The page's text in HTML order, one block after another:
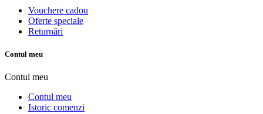
Vouchere cadou
Oferte speciale
Returnări
Contul meu
Contul meu
Contul meu
Istoric comenzi